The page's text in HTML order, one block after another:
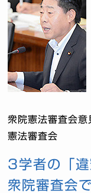
衆院憲法審査会
憲法審査会
3学者の「
衆院審査会